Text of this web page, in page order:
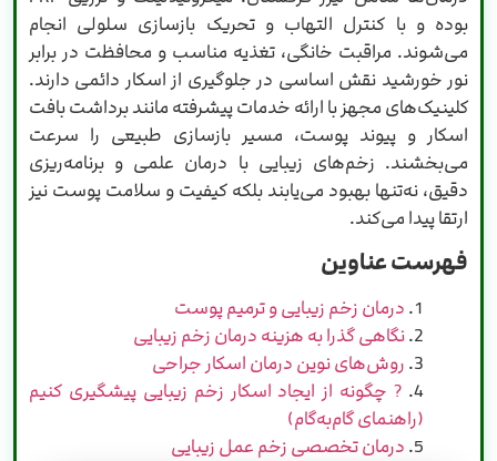
بوده و با کنترل التهاب و تحریک بازسازی سلولی انجام
می‌شوند. مراقبت خانگی، تغذیه مناسب و محافظت در برابر
نور خورشید نقش اساسی در جلوگیری از اسکار دائمی دارند.
کلینیک‌های مجهز با ارائه خدمات پیشرفته مانند برداشت بافت
اسکار و پیوند پوست، مسیر بازسازی طبیعی را سرعت
می‌بخشند. زخم‌های زیبایی با درمان علمی و برنامه‌ریزی
دقیق، نه‌تنها بهبود می‌یابند بلکه کیفیت و سلامت پوست نیز
ارتقا پیدا می‌کند.
فهرست عناوین
درمان زخم زیبایی و ترمیم پوست
نگاهی گذرا به هزینه درمان زخم زیبایی
روش‌های نوین درمان اسکار جراحی
? چگونه از ایجاد اسکار زخم زیبایی پیشگیری کنیم
(راهنمای گام‌به‌گام)
درمان تخصصی زخم عمل زیبایی